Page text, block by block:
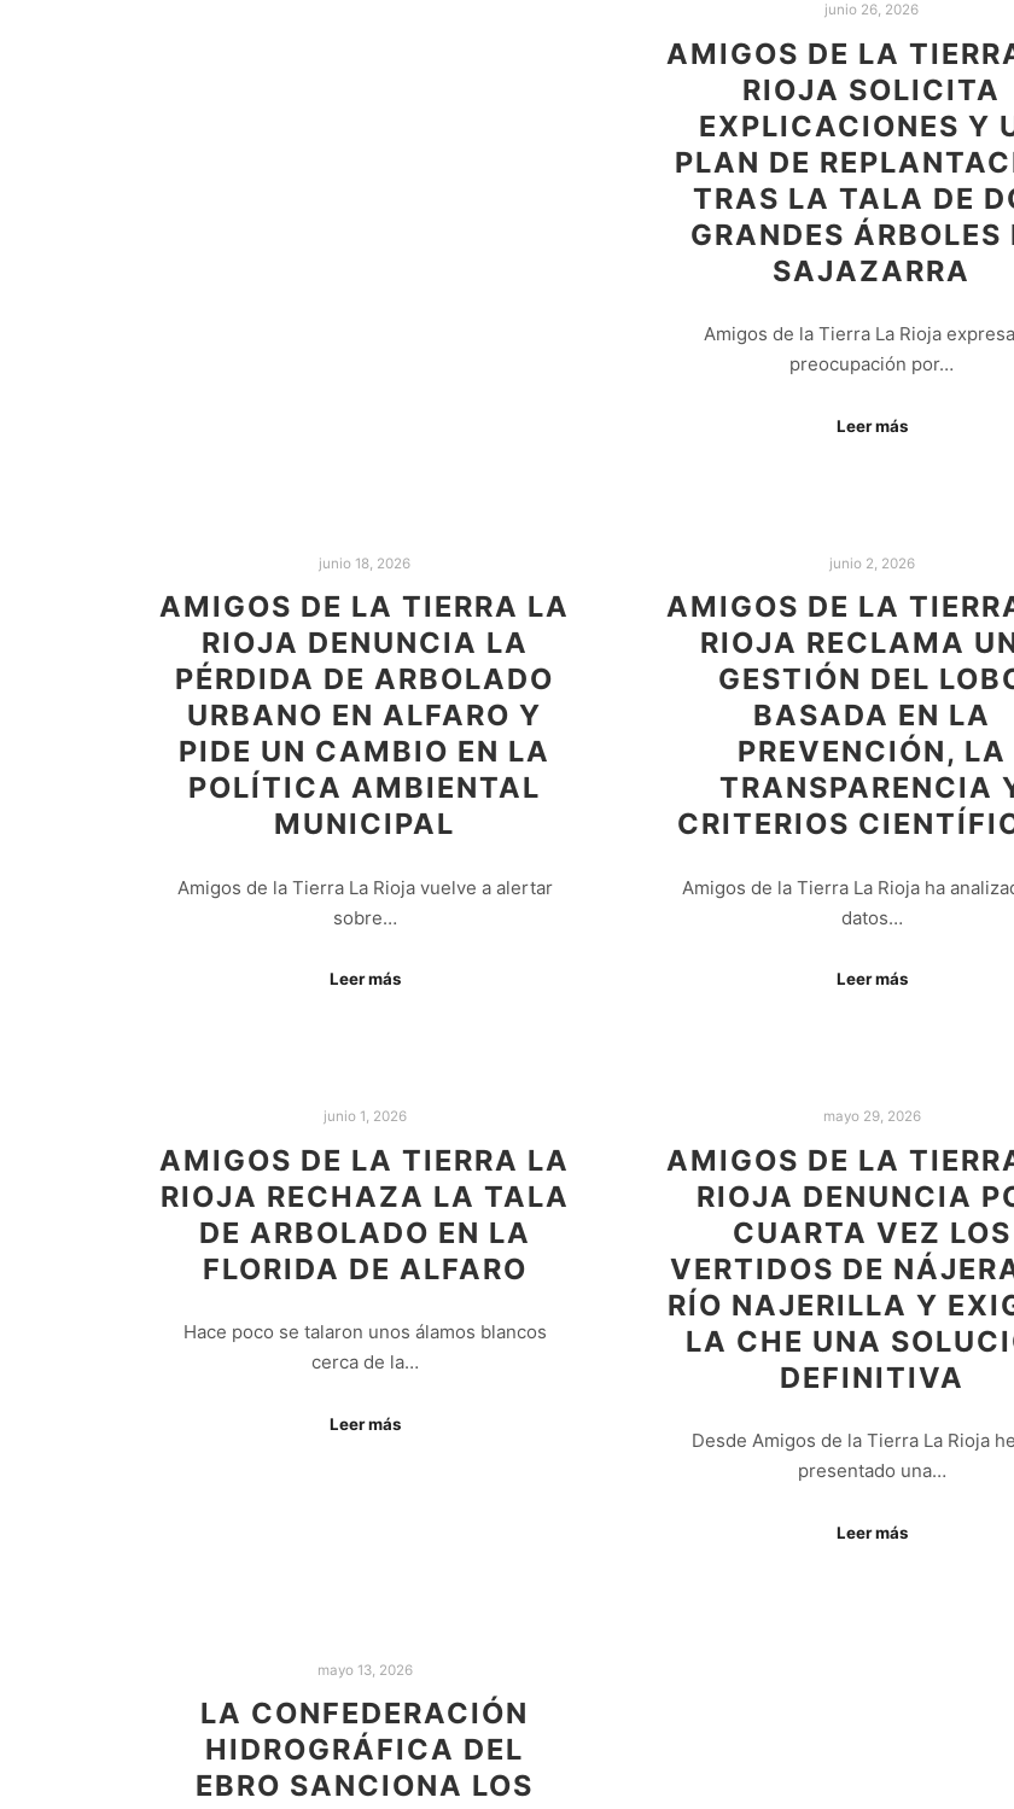
junio 26, 2026
AMIGOS DE LA
RIOJA SOLICITA
EXPLICACIONES Y
PLAN DE
TRAS LA TALA DE
GRANDES ÁRBOLES
SAJAZARRA
Amigos de la Tierra La Rioja
preocupación por…
Leer más
junio 18, 2026
AMIGOS DE LA TIERRA LA
RIOJA DENUNCIA LA
PÉRDIDA DE ARBOLADO
URBANO EN ALFARO Y
PIDE UN CAMBIO EN LA
POLÍTICA AMBIENTAL
MUNICIPAL
Amigos de la Tierra La Rioja vuelve a alertar
sobre…
Leer más
junio 2, 2026
AMIGOS DE LA
RIOJA RECLAMA
GESTIÓN DEL
BASADA EN LA
PREVENCIÓN, LA
TRANSPARENCIA
CRITERIOS
Amigos de la Tierra La Rioja ha
datos…
Leer más
junio 1, 2026
AMIGOS DE LA TIERRA LA
RIOJA RECHAZA LA TALA
DE ARBOLADO EN LA
FLORIDA DE ALFARO
Hace poco se talaron unos álamos blancos
cerca de la…
Leer más
mayo 29, 2026
AMIGOS DE LA
RIOJA DENUNCIA
CUARTA VEZ LOS
VERTIDOS DE
RÍO NAJERILLA Y
LA CHE UNA
DEFINITIVA
Desde Amigos de la Tierra La Rioja
presentado una…
Leer más
mayo 13, 2026
LA CONFEDERACIÓN
HIDROGRÁFICA DEL
EBRO SANCIONA LOS